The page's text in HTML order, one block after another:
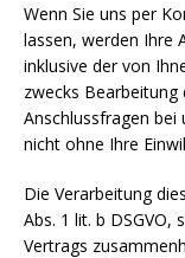
Wenn Sie uns per
lassen, werden Ihre
inklusive der von
zwecks
Anschlussfragen
nicht ohne Ihre
Die Verarbeitung
Abs. 1 lit. b
Vertrags